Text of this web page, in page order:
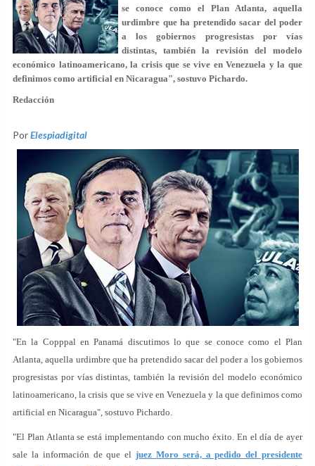
se conoce como el Plan Atlanta, aquella
urdimbre que ha pretendido sacar del poder
a los gobiernos progresistas por vías
distintas, también la revisión del modelo
económico latinoamericano, la crisis que se vive en Venezuela y la que
definimos como artificial en Nicaragua", sostuvo Pichardo.
Redacción
PorElespiadigital
"En la Copppal en Panamá discutimos lo que se conoce como el Plan
Atlanta, aquella urdimbre que ha pretendido sacar del poder a los gobiernos
progresistas por vías distintas, también la revisión del modelo económico
latinoamericano, la crisis que se vive en Venezuela y la que definimos como
artificial en Nicaragua", sostuvo Pichardo.
"El Plan Atlanta se está implementando con mucho éxito. En el día de ayer
sale la información de que el juez Moro será, a pedido del presidente